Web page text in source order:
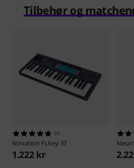
Tilbehør og
51
Novation FLkey 37
1.222 kr